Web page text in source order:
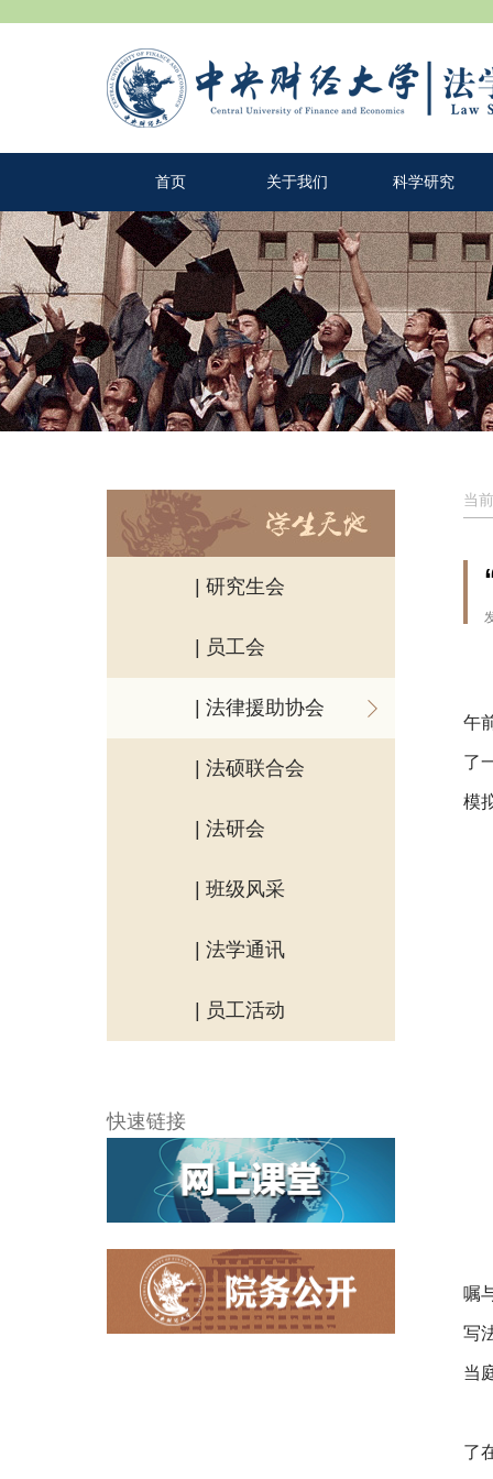
首页 关于我们 科学研究
| 研究生会
| 员工会
| 法律援助协会
| 法硕联合会
| 法研会
| 班级风采
| 法学通讯
| 员工活动
快速链接
当
午
了
模
嘱
写
当
了